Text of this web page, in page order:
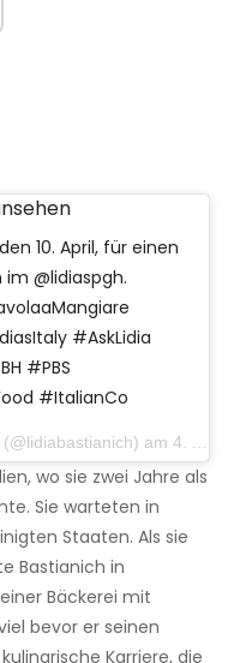
10. April, für einen
@lidiaspgh.
#AskLidia
#PBS
#ItalianCo
(@lidiabastianich) am 4. April 2019 um 7:17 Uhr PDT
wo sie zwei Jahre als
Sie warteten in
Staaten. Als sie
Bastianich in
Bäckerei mit
bevor er seinen
Karriere, die